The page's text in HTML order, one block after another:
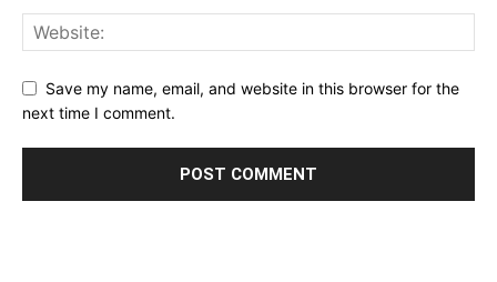
Save my name, email, and website in this browser for the
next time I comment.